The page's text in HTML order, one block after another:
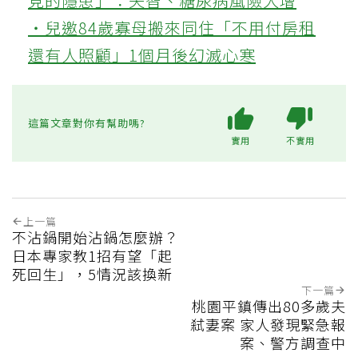
‧兒邀84歲寡母搬來同住「不用付房租
還有人照顧」1個月後幻滅心寒
這篇文章對你有幫助嗎?
實用 不實用
上一篇
不沾鍋開始沾鍋怎麼辦？
日本專家教1招有望「起
死回生」，5情況該換新
下一篇
桃園平鎮傳出80多歲夫
弒妻案 家人發現緊急報
案、警方調查中